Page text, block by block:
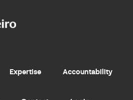
Expertise Accountability